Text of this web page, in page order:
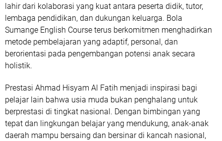
lahir dari kolaborasi yang kuat antara peserta didik, tutor,
lembaga pendidikan, dan dukungan keluarga. Bola
Sumange English Course terus berkomitmen menghadirkan
metode pembelajaran yang adaptif, personal, dan
berorientasi pada pengembangan potensi anak secara
holistik.
Prestasi Ahmad Hisyam Al Fatih menjadi inspirasi bagi
pelajar lain bahwa usia muda bukan penghalang untuk
berprestasi di tingkat nasional. Dengan bimbingan yang
tepat dan lingkungan belajar yang mendukung, anak-anak
daerah mampu bersaing dan bersinar di kancah nasional,